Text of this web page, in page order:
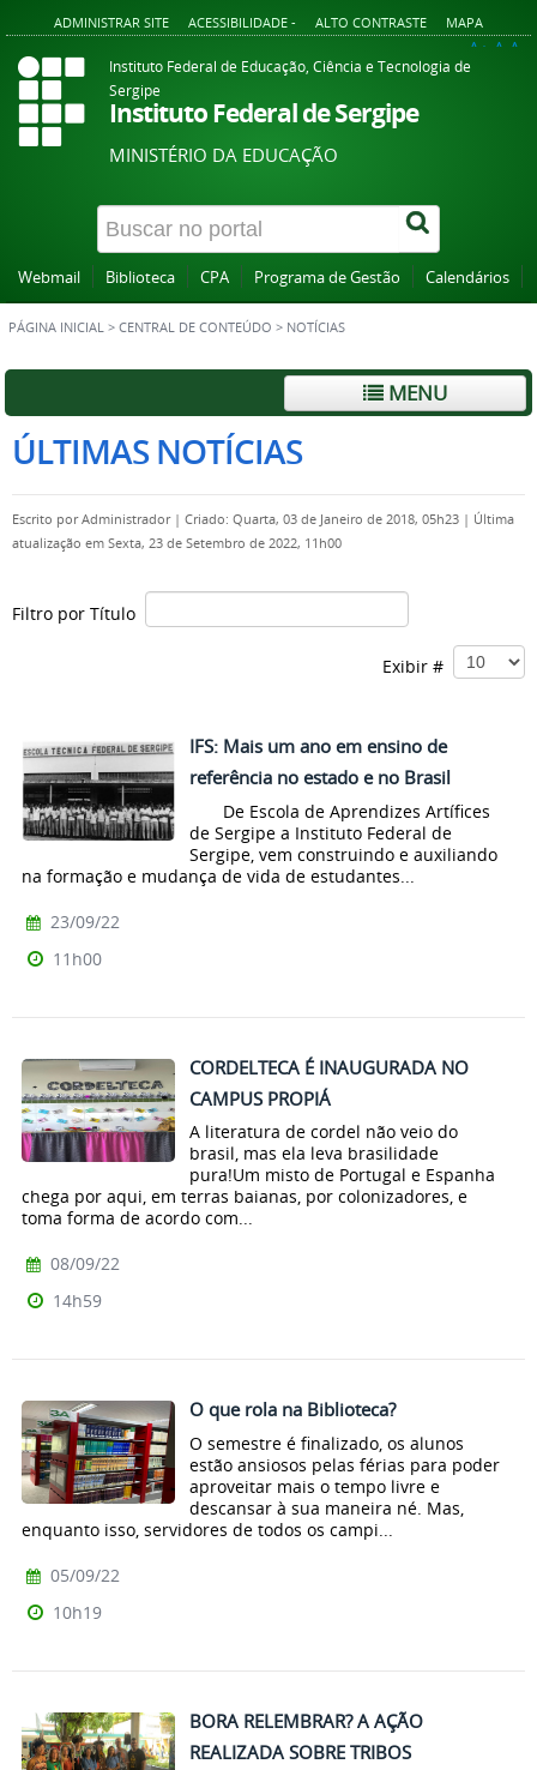
ADMINISTRAR SITE ACESSIBILIDADE - ALTO CONTRASTE MAPA
A+ A A-
Instituto Federal de Educação, Ciência e Tecnologia de
Sergipe
Instituto Federal de Sergipe
MINISTÉRIO DA EDUCAÇÃO
Webmail Biblioteca CPA Programa de Gestão Calendários
PÁGINA INICIAL > CENTRAL DE CONTEÚDO > NOTÍCIAS
MENU
ÚLTIMAS NOTÍCIAS
Escrito porAdministrador | Criado: Quarta, 03 de Janeiro de 2018, 05h23 | Última
atualização em Sexta, 23 de Setembro de 2022, 11h00
Filtro por Título
Exibir #
IFS: Mais um ano em ensino de
referência no estado e no Brasil
De Escola de Aprendizes Artífices
de Sergipe a Instituto Federal de
Sergipe, vem construindo e auxiliando
na formação e mudança de vida de estudantes...
23/09/22
11h00
CORDELTECA É INAUGURADA NO
CAMPUS PROPIÁ
A literatura de cordel não veio do
brasil, mas ela leva brasilidade
pura!Um misto de Portugal e Espanha
chega por aqui, em terras baianas, por colonizadores, e
toma forma de acordo com...
08/09/22
14h59
O que rola na Biblioteca?
O semestre é finalizado, os alunos
estão ansiosos pelas férias para poder
aproveitar mais o tempo livre e
descansar à sua maneira né. Mas,
enquanto isso, servidores de todos os campi...
05/09/22
10h19
BORA RELEMBRAR? A AÇÃO
REALIZADA SOBRE TRIBOS